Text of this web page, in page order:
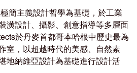
簡主義設計哲學為基礎，於工業
潢設計、攝影、創意指導等多層面
於丹麥首都哥本哈根中歷史最為
室，以超越時代的美感、自然素
地納維亞設計為基礎進行設計活